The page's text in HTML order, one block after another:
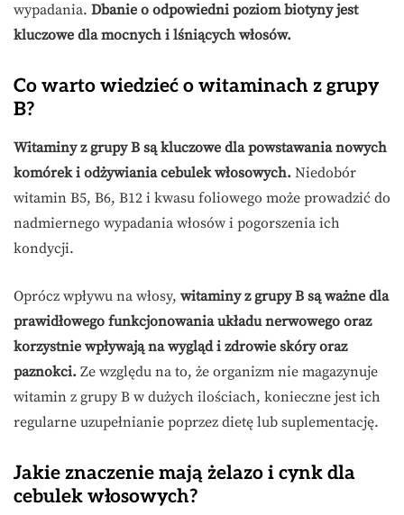
wypadania. Dbanie o odpowiedni poziom biotyny jest
kluczowe dla mocnych i lśniących włosów.
Co warto wiedzieć o witaminach z grupy
B?
Witaminy z grupy B są kluczowe dla powstawania nowych
komórek i odżywiania cebulek włosowych. Niedobór
witamin B5, B6, B12 i kwasu foliowego może prowadzić do
nadmiernego wypadania włosów i pogorszenia ich
kondycji.
Oprócz wpływu na włosy, witaminy z grupy B są ważne dla
prawidłowego funkcjonowania układu nerwowego oraz
korzystnie wpływają na wygląd i zdrowie skóry oraz
paznokci. Ze względu na to, że organizm nie magazynuje
witamin z grupy B w dużych ilościach, konieczne jest ich
regularne uzupełnianie poprzez dietę lub suplementację.
Jakie znaczenie mają żelazo i cynk dla
cebulek włosowych?